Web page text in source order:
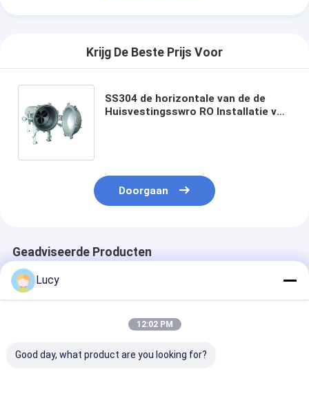
Krijg De Beste Prijs Voor
SS304 de horizontale van de de
Huisvestingsswro RO Installatie van
Doorgaan
Geadviseerde Producten
Lucy
12:02 PM
Good day, what product are you looking for?